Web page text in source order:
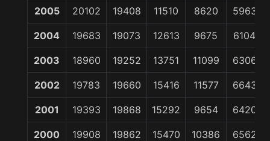
2005 20102 19408 11510 8620 59630
2004 19683 19073 12613 9675 61044
2003 18960 19252 13751 11099 63062
2002 19783 19660 15416 11577 66436
2001 19393 19868 15292 9654 64207
2000 19908 19862 15470 10386 65623